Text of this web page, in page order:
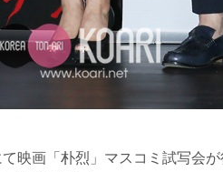
映画「朴烈」マスコミ試写会